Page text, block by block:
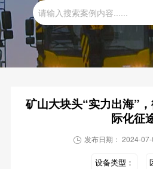
矿山大块头“实力出海”
际化征
 发布日期： 2024-
设备类型：